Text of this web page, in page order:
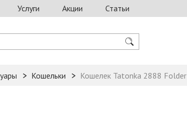
Услуги Акции Статьи
Кошельки Кошелек Tatonka 2888 Folder